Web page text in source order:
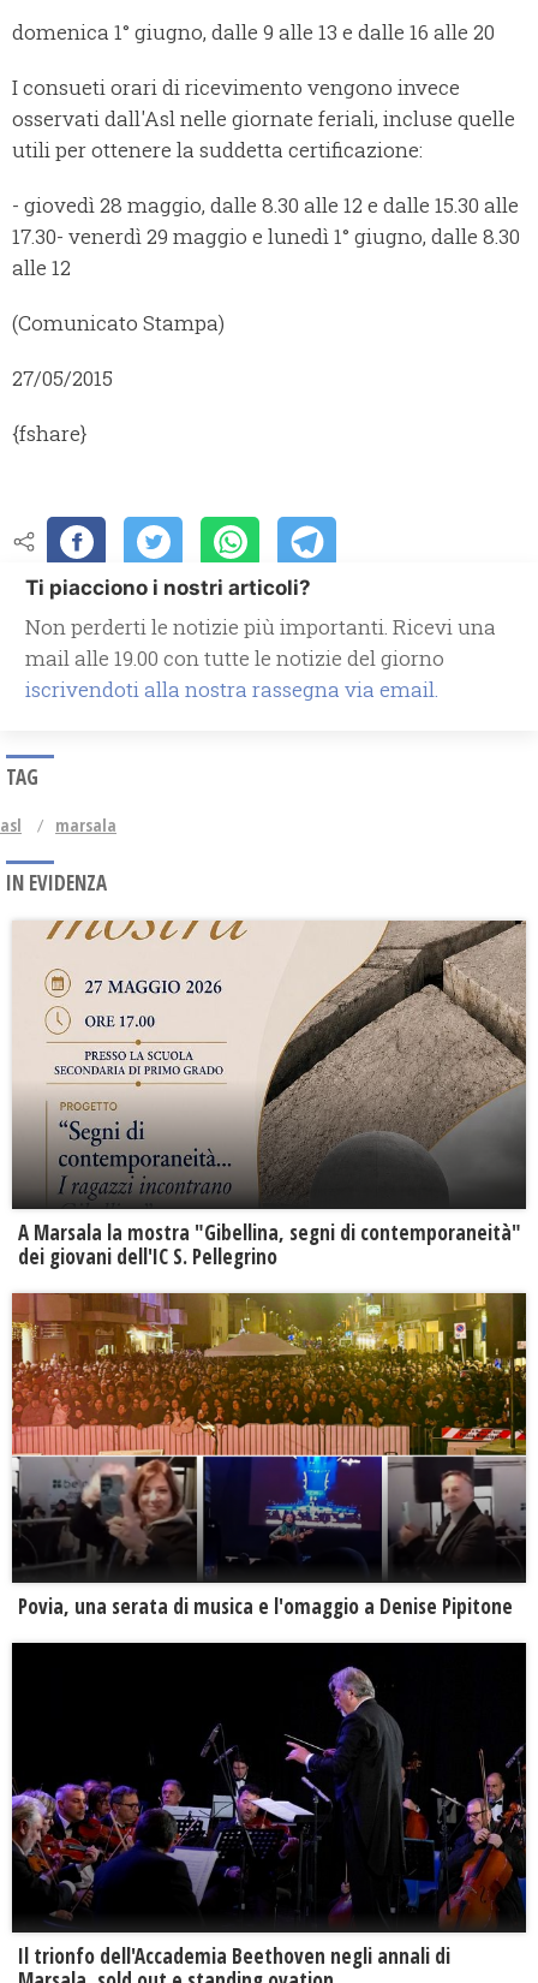
domenica 1° giugno, dalle 9 alle 13 e dalle 16 alle 20
I consueti orari di ricevimento vengono invece
osservati dall'Asl nelle giornate feriali, incluse quelle
utili per ottenere la suddetta certificazione:
- giovedì 28 maggio, dalle 8.30 alle 12 e dalle 15.30 alle
17.30- venerdì 29 maggio e lunedì 1° giugno, dalle 8.30
alle 12
(Comunicato Stampa)
27/05/2015
{fshare}
Ti piacciono i nostri articoli?
Non perderti le notizie più importanti. Ricevi una
mail alle 19.00 con tutte le notizie del giorno
iscrivendoti alla nostra rassegna via email.
TAG
asl marsala
IN EVIDENZA
A Marsala la mostra "Gibellina, segni di contemporaneità"
dei giovani dell'IC S. Pellegrino
Povia, una serata di musica e l'omaggio a Denise Pipitone
Il trionfo dell'Accademia Beethoven negli annali di